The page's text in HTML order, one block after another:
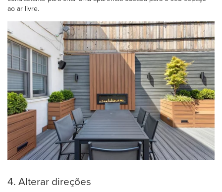
ao ar livre.
4. Alterar direções